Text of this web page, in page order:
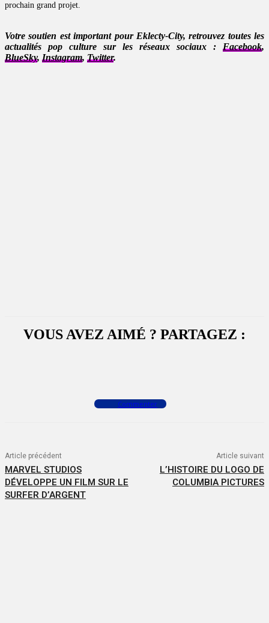
prochain grand projet.
Votre soutien est important pour Eklecty-City, retrouvez toutes les
actualités pop culture sur les réseaux sociaux : Facebook,
BlueSky, Instagram, Twitter.
VOUS AVEZ AIMÉ ? PARTAGEZ :
Commenter
Article précédent
MARVEL STUDIOS
DÉVELOPPE UN FILM SUR LE
SURFER D’ARGENT
Article suivant
L’HISTOIRE DU LOGO DE
COLUMBIA PICTURES